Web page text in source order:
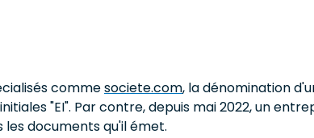
commesociete.com, la dénomination
"EI". Par contre, depuis mai 2022, un
les documents qu'il émet.